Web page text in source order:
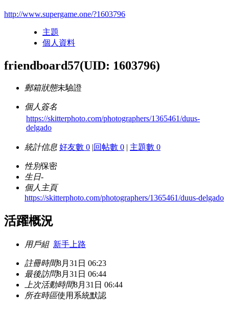
http://www.supergame.one/?1603796
主題
個人資料
friendboard57(UID: 1603796)
郵箱狀態未驗證
個人簽名
https://skitterphoto.com/photographers/1365461/duus-
delgado
統計信息 好友數 0 |回帖數 0 | 主題數 0
性別保密
生日-
個人主頁
https://skitterphoto.com/photographers/1365461/duus-delgado
活躍概況
用戶組 新手上路
註冊時間8月31日 06:23
最後訪問8月31日 06:44
上次活動時間8月31日 06:44
所在時區使用系統默認